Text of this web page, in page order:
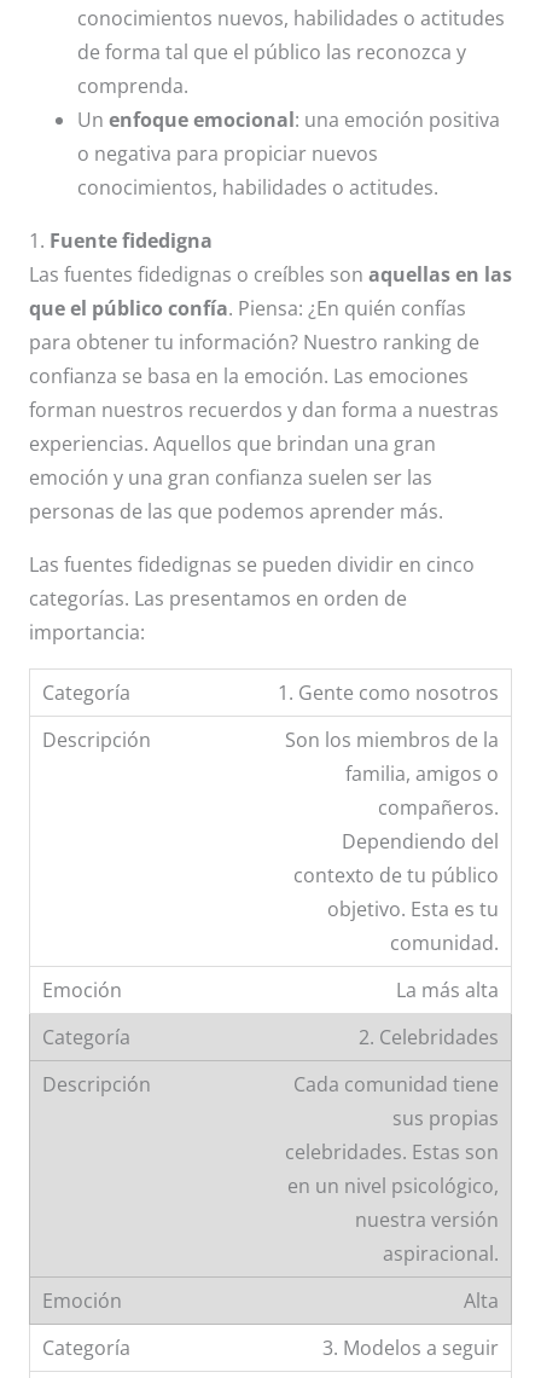
conocimientos nuevos, habilidades o actitudes
de forma tal que el público las reconozca y
comprenda.
Un enfoque emocional: una emoción positiva
o negativa para propiciar nuevos
conocimientos, habilidades o actitudes.
1. Fuente fidedigna
Las fuentes fidedignas o creíbles son aquellas en las
que el público confía. Piensa: ¿En quién confías
para obtener tu información? Nuestro ranking de
confianza se basa en la emoción. Las emociones
forman nuestros recuerdos y dan forma a nuestras
experiencias. Aquellos que brindan una gran
emoción y una gran confianza suelen ser las
personas de las que podemos aprender más.
Las fuentes fidedignas se pueden dividir en cinco
categorías. Las presentamos en orden de
importancia:
1. Gente como nosotros
Son los miembros de la
familia, amigos o
compañeros.
Dependiendo del
contexto de tu público
objetivo. Esta es tu
comunidad.
La más alta
2. Celebridades
Cada comunidad tiene
sus propias
celebridades. Estas son
en un nivel psicológico,
nuestra versión
aspiracional.
Alta
3. Modelos a seguir